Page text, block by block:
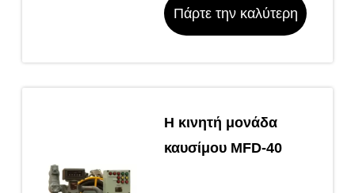
Πάρτε την καλύτερη
Η κινητή μονάδα
καυσίμου MFD-40